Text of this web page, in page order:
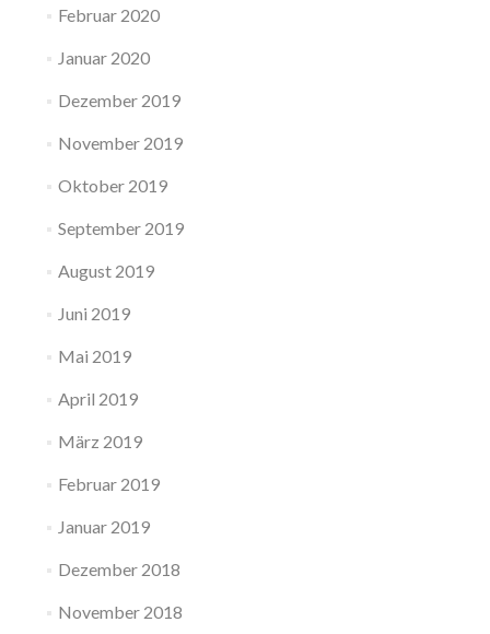
Februar 2020
Januar 2020
Dezember 2019
November 2019
Oktober 2019
September 2019
August 2019
Juni 2019
Mai 2019
April 2019
März 2019
Februar 2019
Januar 2019
Dezember 2018
November 2018